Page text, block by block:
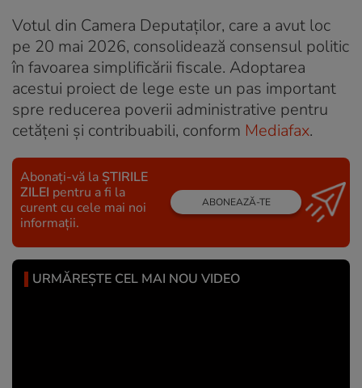
Votul din Camera Deputaților, care a avut loc
pe 20 mai 2026, consolidează consensul politic
în favoarea simplificării fiscale. Adoptarea
acestui proiect de lege este un pas important
spre reducerea poverii administrative pentru
cetățeni și contribuabili, conform Mediafax.
Abonați-vă la ȘTIRILE
ZILEI pentru a fi la
curent cu cele mai noi
informații.
ABONEAZĂ-TE
URMĂREȘTE CEL MAI NOU VIDEO